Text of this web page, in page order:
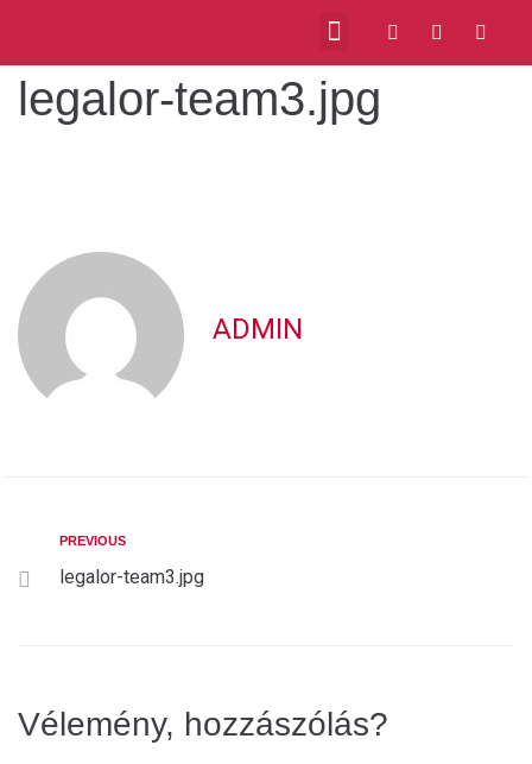
legalor-team3.jpg
ADMIN
PREVIOUS
legalor-team3.jpg
Vélemény, hozzászólás?